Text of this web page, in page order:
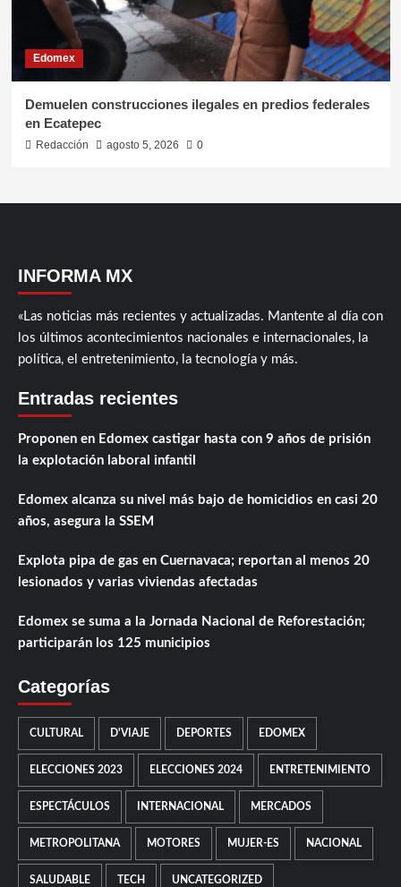
Edomex
Demuelen construcciones ilegales en predios federales
en Ecatepec
Redacción agosto 5, 2026 0
INFORMA MX
«Las noticias más recientes y actualizadas. Mantente al día con
los últimos acontecimientos nacionales e internacionales, la
política, el entretenimiento, la tecnología y más.
Entradas recientes
Proponen en Edomex castigar hasta con 9 años de prisión
la explotación laboral infantil
Edomex alcanza su nivel más bajo de homicidios en casi 20
años, asegura la SSEM
Explota pipa de gas en Cuernavaca; reportan al menos 20
lesionados y varias viviendas afectadas
Edomex se suma a la Jornada Nacional de Reforestación;
participarán los 125 municipios
Categorías
CULTURAL D'VIAJE DEPORTES EDOMEX
ELECCIONES 2023 ELECCIONES 2024 ENTRETENIMIENTO
ESPECTÁCULOS INTERNACIONAL MERCADOS
METROPOLITANA MOTORES MUJER-ES NACIONAL
SALUDABLE TECH UNCATEGORIZED